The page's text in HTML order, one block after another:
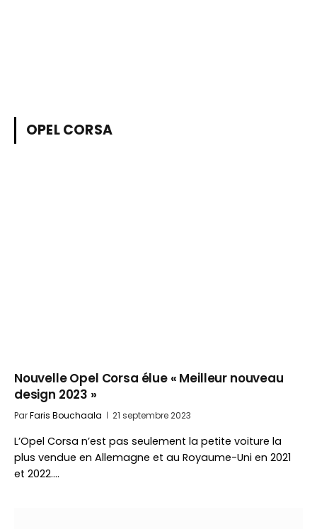
OPEL CORSA
Nouvelle Opel Corsa élue « Meilleur nouveau
design 2023 »
ParFaris Bouchaala 21 septembre 2023
L’Opel Corsa n’est pas seulement la petite voiture la
plus vendue en Allemagne et au Royaume-Uni en 2021
et 2022.…